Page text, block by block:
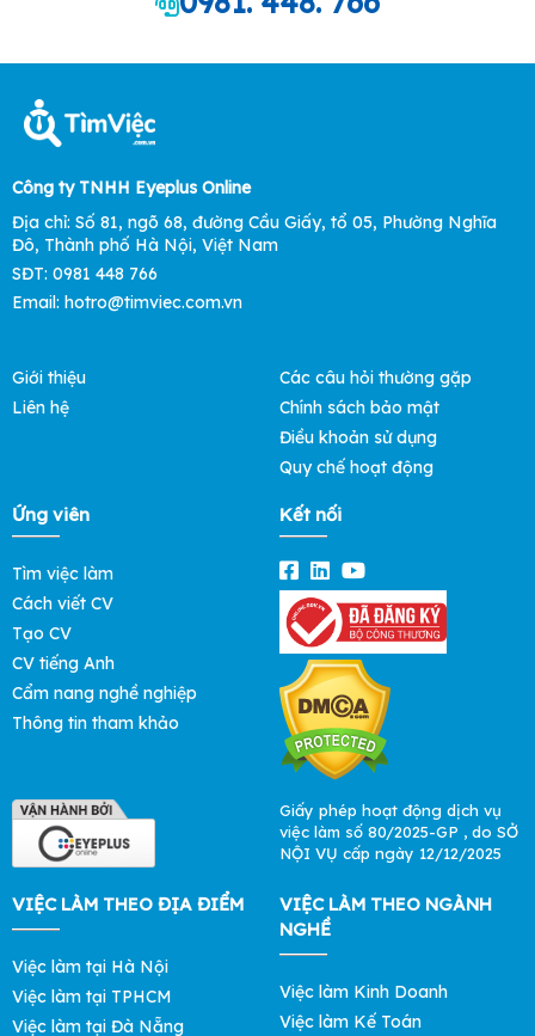
Công ty TNHH Eyeplus Online
Địa chỉ: Số 81, ngõ 68, đường Cầu Giấy, tổ 05, Phường Nghĩa
Đô, Thành phố Hà Nội, Việt Nam
SĐT: 0981 448 766
Email: hotro@timviec.com.vn
Giới thiệu
Liên hệ
Các câu hỏi thường gặp
Chính sách bảo mật
Điều khoản sử dụng
Quy chế hoạt động
Ứng viên
Tìm việc làm
Cách viết CV
Tạo CV
CV tiếng Anh
Cẩm nang nghề nghiệp
Thông tin tham khảo
Kết nối
Giấy phép hoạt động dịch vụ
việc làm số 80/2025-GP , do SỞ
NỘI VỤ cấp ngày 12/12/2025
VIỆC LÀM THEO ĐỊA ĐIỂM
Việc làm tại Hà Nội
Việc làm tại TPHCM
Việc làm tại Đà Nẵng
VIỆC LÀM THEO NGÀNH
NGHỀ
Việc làm Kinh Doanh
Việc làm Kế Toán